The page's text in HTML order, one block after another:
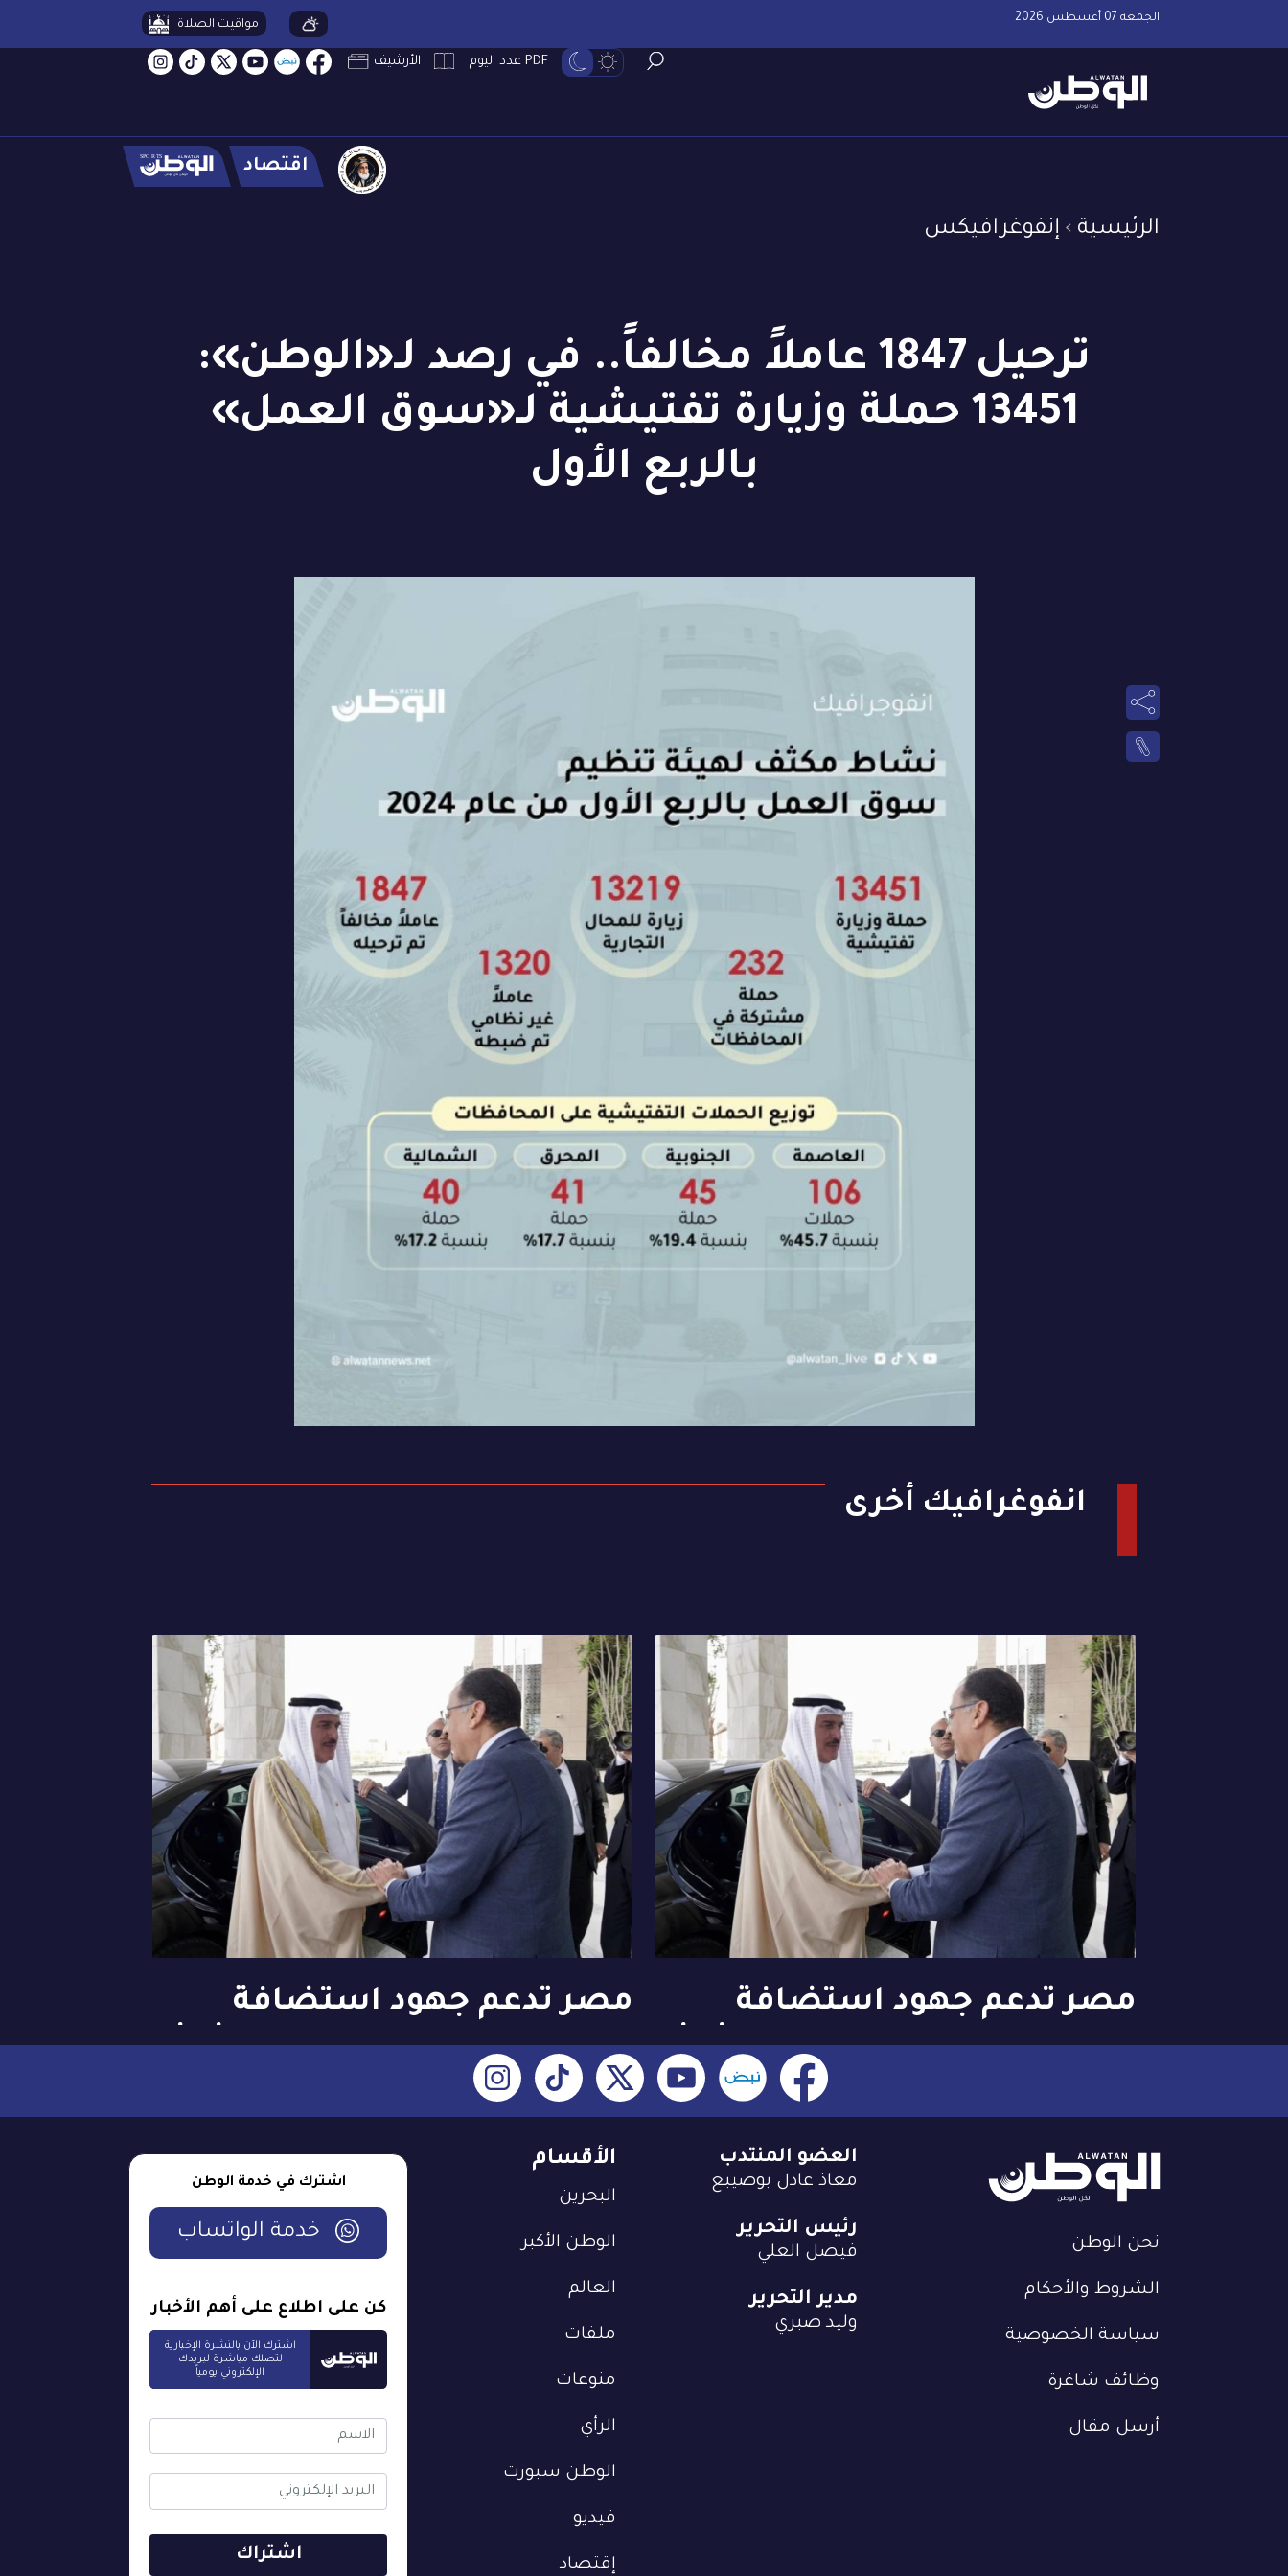
الجمعة 07 أغسطس 2026 مواقيت الصلاة
PDF عدد اليوم الأرشيف
اقتصاد
الرئيسية إنفوغرافيكس
ترحيل 1847 عاملاً مخالفاً.. في رصد لـ«الوطن»:
13451 حملة وزيارة تفتيشية لـ«سوق العمل»
بالربع الأول
انفوغرافيك أخرى
مصر تدعم جهود استضافة
البحرين لـ «القمة العربية الثالثة
والثلاثين» مايو المقبل
مصر تدعم جهود استضافة
البحرين لـ «القمة العربية الثالثة
والثلاثين» مايو المقبل
نحن الوطن
الشروط والأحكام
سياسة الخصوصية
وظائف شاغرة
أرسل مقال
الأقسام
البحرين
الوطن الأكبر
العالم
ملفات
منوعات
الرأي
الوطن سبورت
فيديو
إقتصاد
العضو المنتدب
معاذ عادل بوصيبع
رئيس التحرير
فيصل العلي
مدير التحرير
وليد صبري
اشترك في خدمة الوطن
خدمة الواتساب
كن على اطلاع على أهم الأخبار
اشترك الآن بالنشرة الإخبارية
لتصلك مباشرة لبريدك
الإلكتروني يومياً
اشتراك